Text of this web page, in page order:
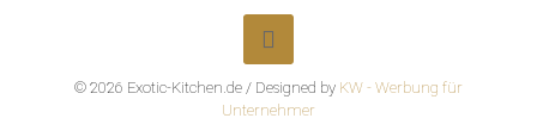
© 2026 Exotic-Kitchen.de / Designed by KW - Werbung für
Unternehmer